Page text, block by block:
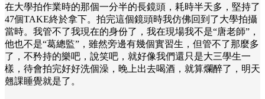
在大學拍作業時的那個一分半的長鏡頭，耗時半天多，堅持了
47個TAKE終於拿下。拍完這個鏡頭時我仿佛回到了大學拍攝
當時。我管不了我現在的身份了，我在現場我不是“唐老師”，
他也不是“葛總監”，雖然旁邊有幾個實習生，但管不了那麼多
了，不矜持的樂吧，說笑吧，就好像我們還只是大三學生一
樣，待會拍完好好洗個澡，晚上出去喝酒，就算爛醉了，明天
翹課睡覺就是了。